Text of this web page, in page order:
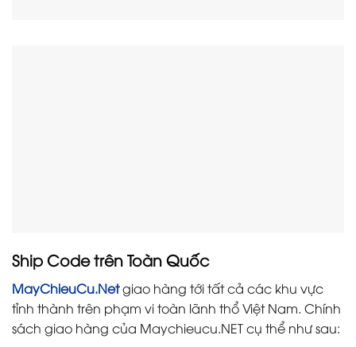
Ship Code trên Toàn Quốc
MayChieuCu.Netgiao hàng tới tất cả các khu vực
tỉnh thành trên phạm vi toàn lãnh thổ Việt Nam. Chính
sách giao hàng của Maychieucu.NET cụ thể như sau: